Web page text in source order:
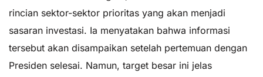
rincian sektor-sektor prioritas yang akan menjadi
sasaran investasi. Ia menyatakan bahwa informasi
tersebut akan disampaikan setelah pertemuan dengan
Presiden selesai. Namun, target besar ini jelas